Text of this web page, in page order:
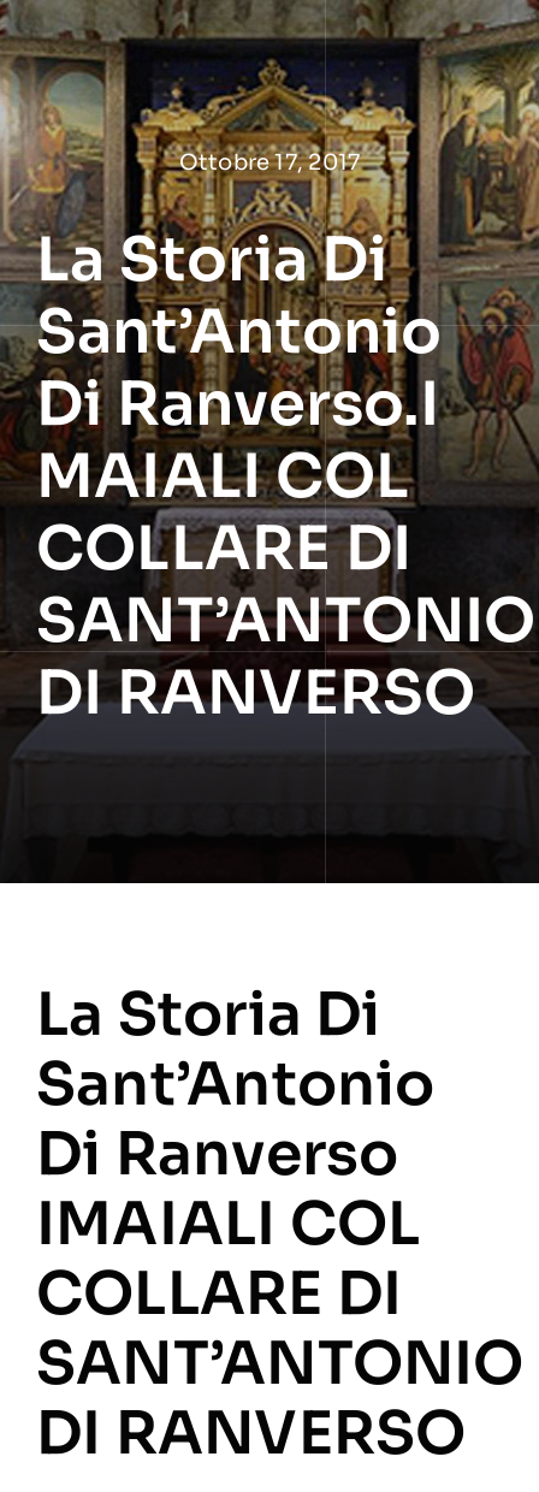
Salta
al
contenuto
Ottobre 17, 2017
La Storia Di
Sant’Antonio
Di Ranverso.I
MAIALI COL
COLLARE DI
SANT’ANTONIO
DI RANVERSO
La Storia Di
Sant’Antonio
Di Ranverso
IMAIALI COL
COLLARE DI
SANT’ANTONIO
DI RANVERSO